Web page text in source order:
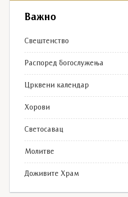
Важно
Свештенство
Распоред богослужења
Црквени календар
Хорови
Светосавац
Молитве
Доживите Храм